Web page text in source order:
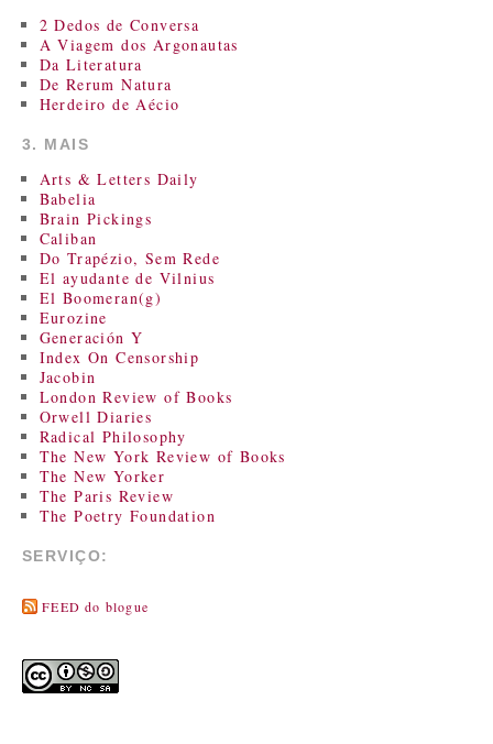
2 Dedos de Conversa
A Viagem dos Argonautas
Da Literatura
De Rerum Natura
Herdeiro de Aécio
3. MAIS
Arts & Letters Daily
Babelia
Brain Pickings
Caliban
Do Trapézio, Sem Rede
El ayudante de Vilnius
El Boomeran(g)
Eurozine
Generación Y
Index On Censorship
Jacobin
London Review of Books
Orwell Diaries
Radical Philosophy
The New York Review of Books
The New Yorker
The Paris Review
The Poetry Foundation
SERVIÇO:
FEED do blogue